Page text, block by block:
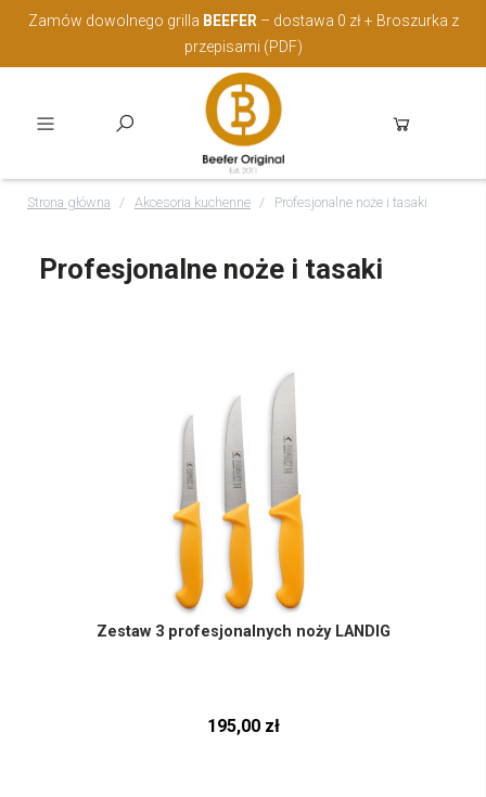
Zamów dowolnego grilla BEEFER – dostawa 0 zł + Broszurka z
przepisami (PDF)
Strona główna Akcesoria kuchenne Profesjonalne noże i tasaki
Profesjonalne noże i tasaki
Zestaw 3 profesjonalnych noży LANDIG
195,00 zł